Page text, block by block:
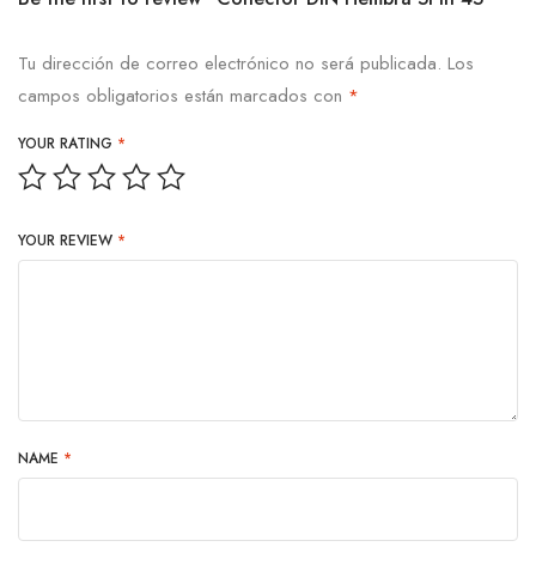
Tu dirección de correo electrónico no será publicada. Los
campos obligatorios están marcados con *
YOUR RATING *
YOUR REVIEW *
NAME *